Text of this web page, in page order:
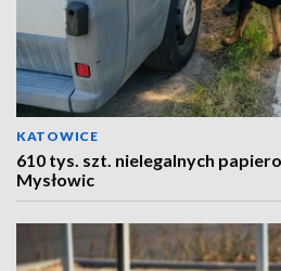
KATOWICE
610 tys. szt. nielegalnych
Mysłowic